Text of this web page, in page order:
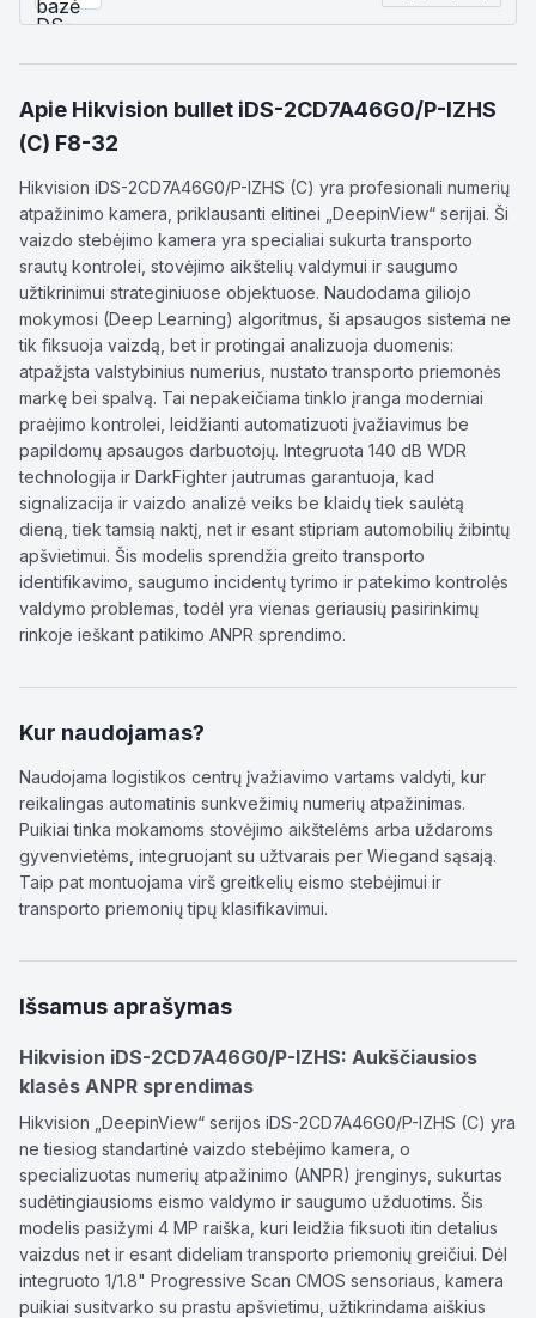
Apie Hikvision bullet iDS-2CD7A46G0/P-IZHS
(C) F8-32
Hikvision iDS-2CD7A46G0/P-IZHS (C) yra profesionali numerių
atpažinimo kamera, priklausanti elitinei „DeepinView“ serijai. Ši
vaizdo stebėjimo kamera yra specialiai sukurta transporto
srautų kontrolei, stovėjimo aikštelių valdymui ir saugumo
užtikrinimui strateginiuose objektuose. Naudodama giliojo
mokymosi (Deep Learning) algoritmus, ši apsaugos sistema ne
tik fiksuoja vaizdą, bet ir protingai analizuoja duomenis:
atpažįsta valstybinius numerius, nustato transporto priemonės
markę bei spalvą. Tai nepakeičiama tinklo įranga moderniai
praėjimo kontrolei, leidžianti automatizuoti įvažiavimus be
papildomų apsaugos darbuotojų. Integruota 140 dB WDR
technologija ir DarkFighter jautrumas garantuoja, kad
signalizacija ir vaizdo analizė veiks be klaidų tiek saulėtą
dieną, tiek tamsią naktį, net ir esant stipriam automobilių žibintų
apšvietimui. Šis modelis sprendžia greito transporto
identifikavimo, saugumo incidentų tyrimo ir patekimo kontrolės
valdymo problemas, todėl yra vienas geriausių pasirinkimų
rinkoje ieškant patikimo ANPR sprendimo.
Kur naudojamas?
Naudojama logistikos centrų įvažiavimo vartams valdyti, kur
reikalingas automatinis sunkvežimių numerių atpažinimas.
Puikiai tinka mokamoms stovėjimo aikštelėms arba uždaroms
gyvenvietėms, integruojant su užtvarais per Wiegand sąsają.
Taip pat montuojama virš greitkelių eismo stebėjimui ir
transporto priemonių tipų klasifikavimui.
Išsamus aprašymas
Hikvision iDS-2CD7A46G0/P-IZHS: Aukščiausios
klasės ANPR sprendimas
Hikvision „DeepinView“ serijos iDS-2CD7A46G0/P-IZHS (C) yra
ne tiesiog standartinė vaizdo stebėjimo kamera, o
specializuotas numerių atpažinimo (ANPR) įrenginys, sukurtas
sudėtingiausioms eismo valdymo ir saugumo užduotims. Šis
modelis pasižymi 4 MP raiška, kuri leidžia fiksuoti itin detalius
vaizdus net ir esant dideliam transporto priemonių greičiui. Dėl
integruoto 1/1.8" Progressive Scan CMOS sensoriaus, kamera
puikiai susitvarko su prastu apšvietimu, užtikrindama aiškius